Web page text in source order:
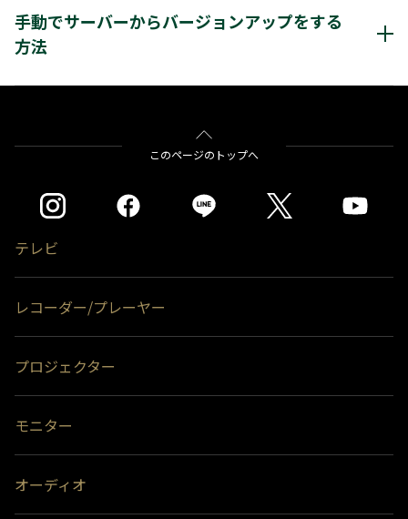
「電源オフのときに更新する」を選択した場合は、
本機の電源を待機状態にするとソフトウェアの更新
を始めます。
「手動で更新する」を選択した場合は、ソフトウェ
【手動でサーバーからバージョンアップする方法
(X930/X830/Z730X/M530X/RZ630X/X920/Z720X/
をダウンロードします。
※画像は、BM620Xシリーズのイメージです。
「手動で更新する」を選択した場合は、ソフトウェアの更新は始めません。
【手動でサーバーからバージョンアップする方法】
に沿って操作すること
でバージョンアップが完了します。
※画像は、Z10Xシリーズのイメージです。
01.
設定 ボタンを押します。
手動でサーバーからバージョンアップをする
方法
このページのトップへ
テレビ
レコーダー/プレーヤー
プロジェクター
モニター
オーディオ